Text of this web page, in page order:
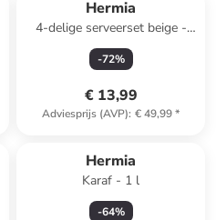
Hermia
4-delige serveerset beige -
(L)11 x (B)30 cm
-72%
€ 13,99
Adviesprijs (AVP): € 49,99*
Hermia
Karaf - 1 l
-64%